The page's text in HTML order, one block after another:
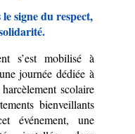
signe du respect,
s’est mobilisé à
journée dédiée à
scolaire
bienveillants
événement, une